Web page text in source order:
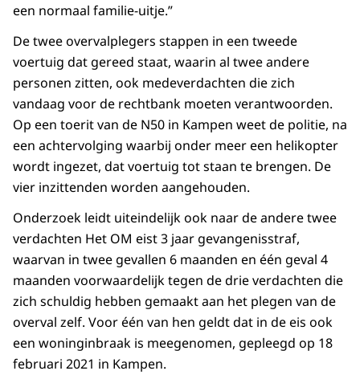
een normaal familie-uitje.”
De twee overvalplegers stappen in een tweede
voertuig dat gereed staat, waarin al twee andere
personen zitten, ook medeverdachten die zich
vandaag voor de rechtbank moeten verantwoorden.
Op een toerit van de N50 in Kampen weet de politie, na
een achtervolging waarbij onder meer een helikopter
wordt ingezet, dat voertuig tot staan te brengen. De
vier inzittenden worden aangehouden.
Onderzoek leidt uiteindelijk ook naar de andere twee
verdachten Het OM eist 3 jaar gevangenisstraf,
waarvan in twee gevallen 6 maanden en één geval 4
maanden voorwaardelijk tegen de drie verdachten die
zich schuldig hebben gemaakt aan het plegen van de
overval zelf. Voor één van hen geldt dat in de eis ook
een woninginbraak is meegenomen, gepleegd op 18
februari 2021 in Kampen.